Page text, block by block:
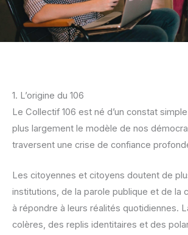
1. L’origine du 106
Le Collectif 106 est né d’un constat
plus largement le modèle de nos
traversent une crise de confiance
Les citoyennes et citoyens doutent de
institutions, de la parole publique et de la
à répondre à leurs réalités quotidiennes.
colères, des replis identitaires et des